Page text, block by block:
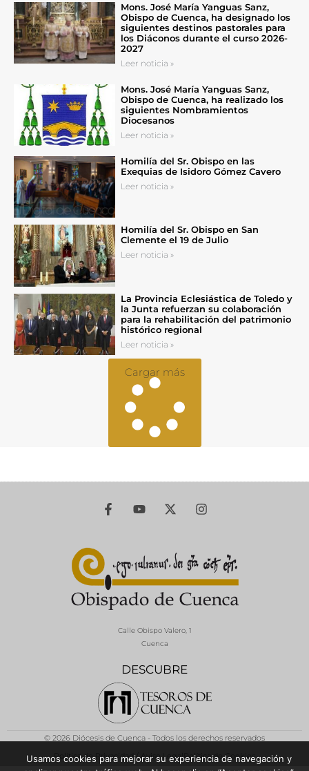
Mons. José María Yanguas Sanz,
Obispo de Cuenca, ha designado los
siguientes destinos pastorales para
los Diáconos durante el curso 2026-
2027
Leer noticia »
Mons. José María Yanguas Sanz,
Obispo de Cuenca, ha realizado los
siguientes Nombramientos
Diocesanos
Leer noticia »
Homilía del Sr. Obispo en las
Exequias de Isidoro Gómez Cavero
Leer noticia »
Homilía del Sr. Obispo en San
Clemente el 19 de Julio
Leer noticia »
La Provincia Eclesiástica de Toledo y
la Junta refuerzan su colaboración
para la rehabilitación del patrimonio
histórico regional
Leer noticia »
Cargar más
DESCUBRE
Calle Obispo Valero, 1
Cuenca
© 2026 Diócesis de Cuenca - Todos los derechos reservados
Política de Privacidad / Aviso LegalPolítica de Cookies
Usamos cookies para mejorar su experiencia de navegación y